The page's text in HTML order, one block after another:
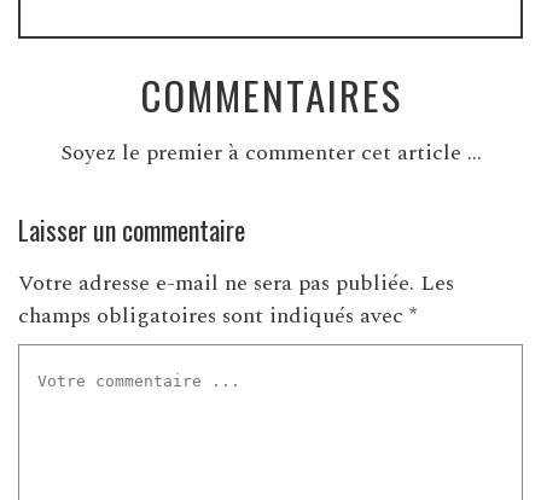
COMMENTAIRES
Soyez le premier à commenter cet article ...
Laisser un commentaire
Votre adresse e-mail ne sera pas publiée. Les
champs obligatoires sont indiqués avec *